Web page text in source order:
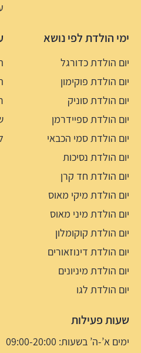
ימי הולדת לפי נושא
יום הולדת כדורגל
יום הולדת פוקימון
יום הולדת סוניק
יום הולדת ספיידרמן
יום הולדת סמי הכבאי
יום הולדת נסיכות
יום הולדת חד קרן
יום הולדת מיקי מאוס
יום הולדת מיני מאוס
יום הולדת קוקומלון
יום הולדת דינוזאורים
יום הולדת מיניונים
יום הולדת לגו
שעות פעילות
ימים א’-ה’ בשעות: 09:00-20:00